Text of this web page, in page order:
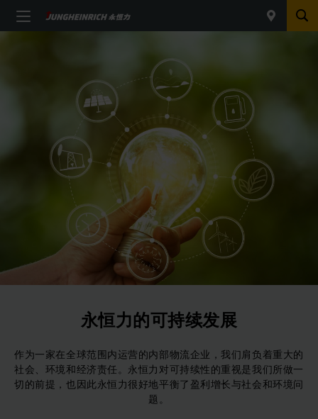
永恒力的可持续发展
作为一家在全球范围内运营的内部物流企业，我们肩负着重大的
社会、环境和经济责任。永恒力对可持续性的重视是我们所做一
切的前提，也因此永恒力很好地平衡了盈利增长与社会和环境问
题。